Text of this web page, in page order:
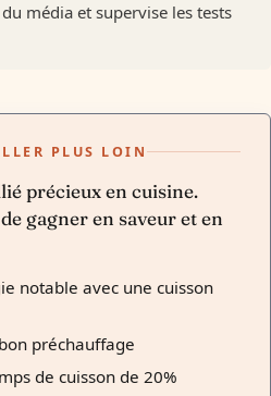
média et supervise les tests
PLUS LOIN
précieux en cuisine.
gagner en saveur et en
notable avec une cuisson
préchauffage
de cuisson de 20%